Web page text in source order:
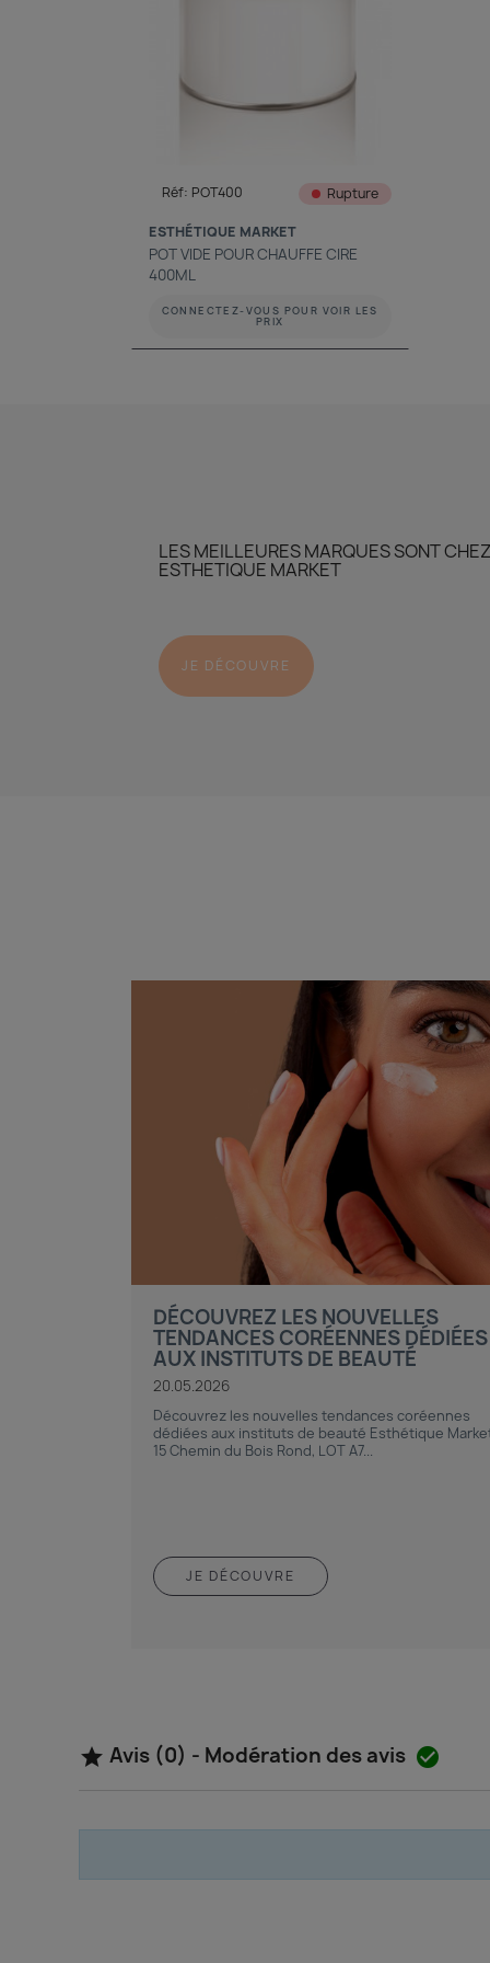
Aperçu rapide
Réf: POT400 Rupture
ESTHÉTIQUE MARKET
POT VIDE POUR CHAUFFE CIRE
400ML
CONNECTEZ-VOUS POUR VOIR LES
PRIX
LES MEILLEURES MARQUES SONT CHEZ
ESTHETIQUE MARKET
JE DÉCOUVRE
DÉCOUVREZ LES NOUVELLES
TENDANCES CORÉENNES DÉDIÉES
AUX INSTITUTS DE BEAUTÉ
20.05.2026
Découvrez les nouvelles tendances coréennes
dédiées aux instituts de beauté Esthétique
15 Chemin du Bois Rond, LOT A7...
JE DÉCOUVRE
 Avis (0) - Modération des avis 